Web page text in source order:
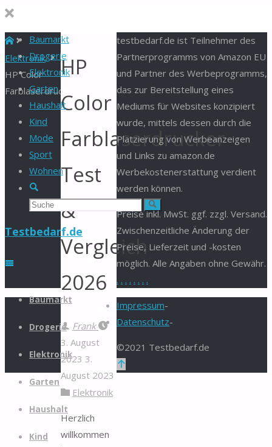
Baumarkt
Drogerie
Elektronik
Garten
Haushalt
Kind
Mode
Sport
Wohnen
Suche
Suchen
Suche
Testbedarf.de
springen
Baumarkt
Drogerie
Elektronik
Garten
Haushalt
Kind
Start
Elektronik
HP Color
Farblaserdrucker
HP
Color
Farblaserdrucker
Test
&
Vergleich
2026
Frank
3. August
2023 3.
August 2023
Elektronik
Herzlich
willkommen
testbedarf.de ist Teilnehmer des
Partnerprogramms von Amazon EU
und Partner des Werbeprogramms,
das zur Bereitstellung eines
Mediums für Websites konzipiert
wurde, mittels dessen durch die
Platzierung von Werbeanzeigen
und Links zu amazon.de
Werbekostenerstattung verdient
werden können.
Preise inkl. MwSt. ggf. zzgl. Versand.
Zwischenzeitliche Änderung der
Preise, Lieferzeit und -kosten
möglich. Alle Angaben ohne Gewähr.
. . . . . . . .
Impressum-
Datenschutz-
©2021 Testbedarf.de
Zurück